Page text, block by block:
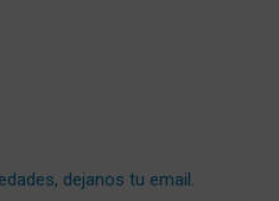
dejanos tu email.